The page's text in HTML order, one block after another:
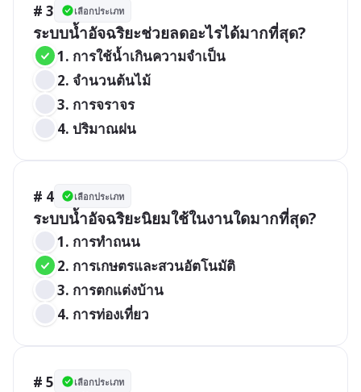
# 3 เลือกประเภท
ระบบน้ำอัจฉริยะช่วยลดอะไรได้มากที่สุด?
1. การใช้น้ำเกินความจำเป็น
2. จำนวนต้นไม้
3. การจราจร
4. ปริมาณฝน
# 4 เลือกประเภท
ระบบน้ำอัจฉริยะนิยมใช้ในงานใดมากที่สุด?
1. การทำถนน
2. การเกษตรและสวนอัตโนมัติ
3. การตกแต่งบ้าน
4. การท่องเที่ยว
# 5 เลือกประเภท